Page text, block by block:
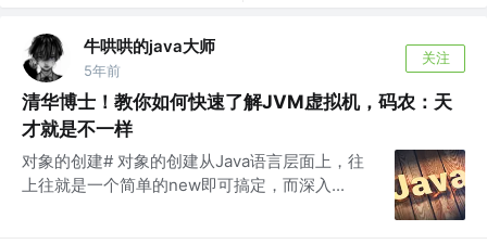
牛哄哄的java大师
5年前
关注
清华博士！教你如何快速了解JVM虚拟机，码农：天
才就是不一样
对象的创建# 对象的创建从Java语言层面上，往
上往就是一个简单的new即可搞定，而深入...